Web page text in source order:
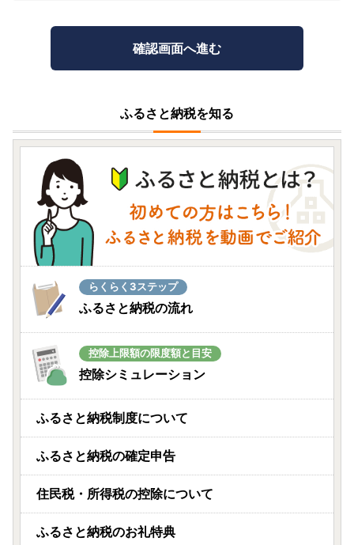
ふるさと納税を知る
らくらく3ステップ
ふるさと納税の流れ
控除上限額の限度額と目安
控除シミュレーション
ふるさと納税制度について
ふるさと納税の確定申告
住民税・所得税の控除について
ふるさと納税のお礼特典